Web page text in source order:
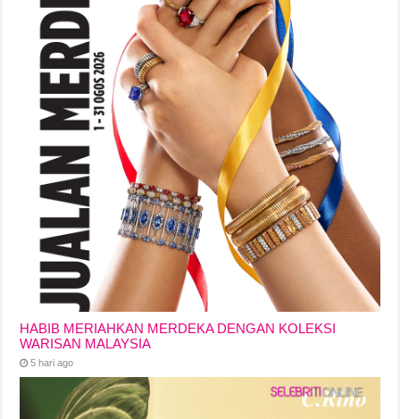
HABIB MERIAHKAN MERDEKA DENGAN KOLEKSI
WARISAN MALAYSIA
5 hari ago